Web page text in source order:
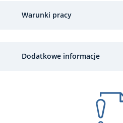
Warunki pracy
Dodatkowe informacje